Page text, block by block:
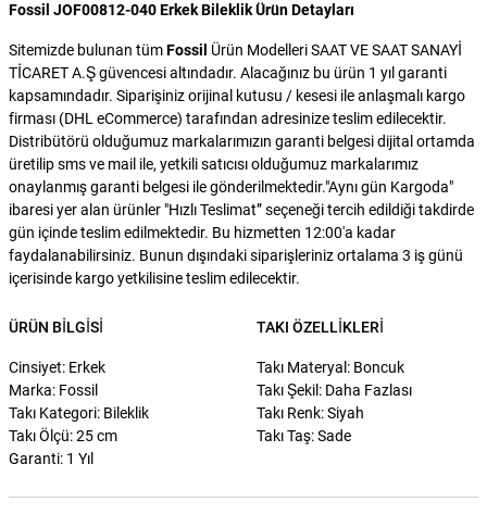
Fossil JOF00812-040 Erkek Bileklik Ürün Detayları
Sitemizde bulunan tümFossil Ürün Modelleri SAAT VE SAAT SANAYİ
TİCARET A.Ş güvencesi altındadır. Alacağınız bu ürün 1 yıl garanti
kapsamındadır. Siparişiniz orijinal kutusu / kesesi ile anlaşmalı kargo
firması (DHL eCommerce) tarafından adresinize teslim edilecektir.
Distribütörü olduğumuz markalarımızın garanti belgesi dijital ortamda
üretilip sms ve mail ile, yetkili satıcısı olduğumuz markalarımız
onaylanmış garanti belgesi ile gönderilmektedir."Aynı gün Kargoda"
ibaresi yer alan ürünler "Hızlı Teslimat” seçeneği tercih edildiği takdirde
gün içinde teslim edilmektedir. Bu hizmetten 12:00'a kadar
faydalanabilirsiniz. Bunun dışındaki siparişleriniz ortalama 3 iş günü
içerisinde kargo yetkilisine teslim edilecektir.
ÜRÜN BILGISI
Cinsiyet: Erkek
Marka: Fossil
Takı Kategori: Bileklik
Takı Ölçü: 25 cm
Garanti: 1 Yıl
TAKI ÖZELLIKLERI
Takı Materyal: Boncuk
Takı Şekil: Daha Fazlası
Takı Renk: Siyah
Takı Taş: Sade